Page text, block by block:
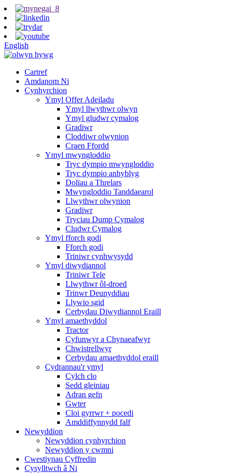
English
Cartref
Amdanom Ni
Cynhyrchion
Ymyl Offer Adeiladu
Ymyl llwythwr olwyn
Ymyl gludwr cymalog
Gradiwr
Cloddiwr olwynion
Craen Ffordd
Ymyl mwyngloddio
Tryc dympio mwyngloddio
Tryc dympio anhyblyg
Dolïau a Threlars
Mwyngloddio Tanddaearol
Llwythwr olwynion
Gradiwr
Tryciau Dump Cymalog
Cludwr Cymalog
Ymyl fforch godi
Fforch godi
Triniwr cynhwysydd
Ymyl diwydiannol
Triniwr Tele
Llwythwr ôl-droed
Trinwr Deunyddiau
Llywio sgid
Cerbydau Diwydiannol Eraill
Ymyl amaethyddol
Tractor
Cyfunwyr a Chynaeafwyr
Chwistrellwyr
Cerbydau amaethyddol eraill
Cydrannau'r ymyl
Cylch clo
Sedd gleiniau
Adran gefn
Gwter
Cloi gyrrwr + pocedi
Amddiffynnydd falf
Newyddion
Newyddion cynhyrchion
Newyddion y cwmni
Cwestiynau Cyffredin
Cysylltwch â Ni